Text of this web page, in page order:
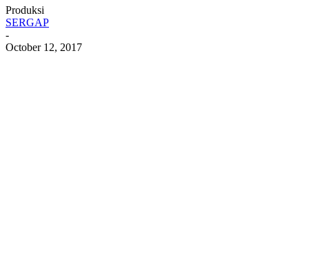
Produksi
SERGAP
-
October 12, 2017